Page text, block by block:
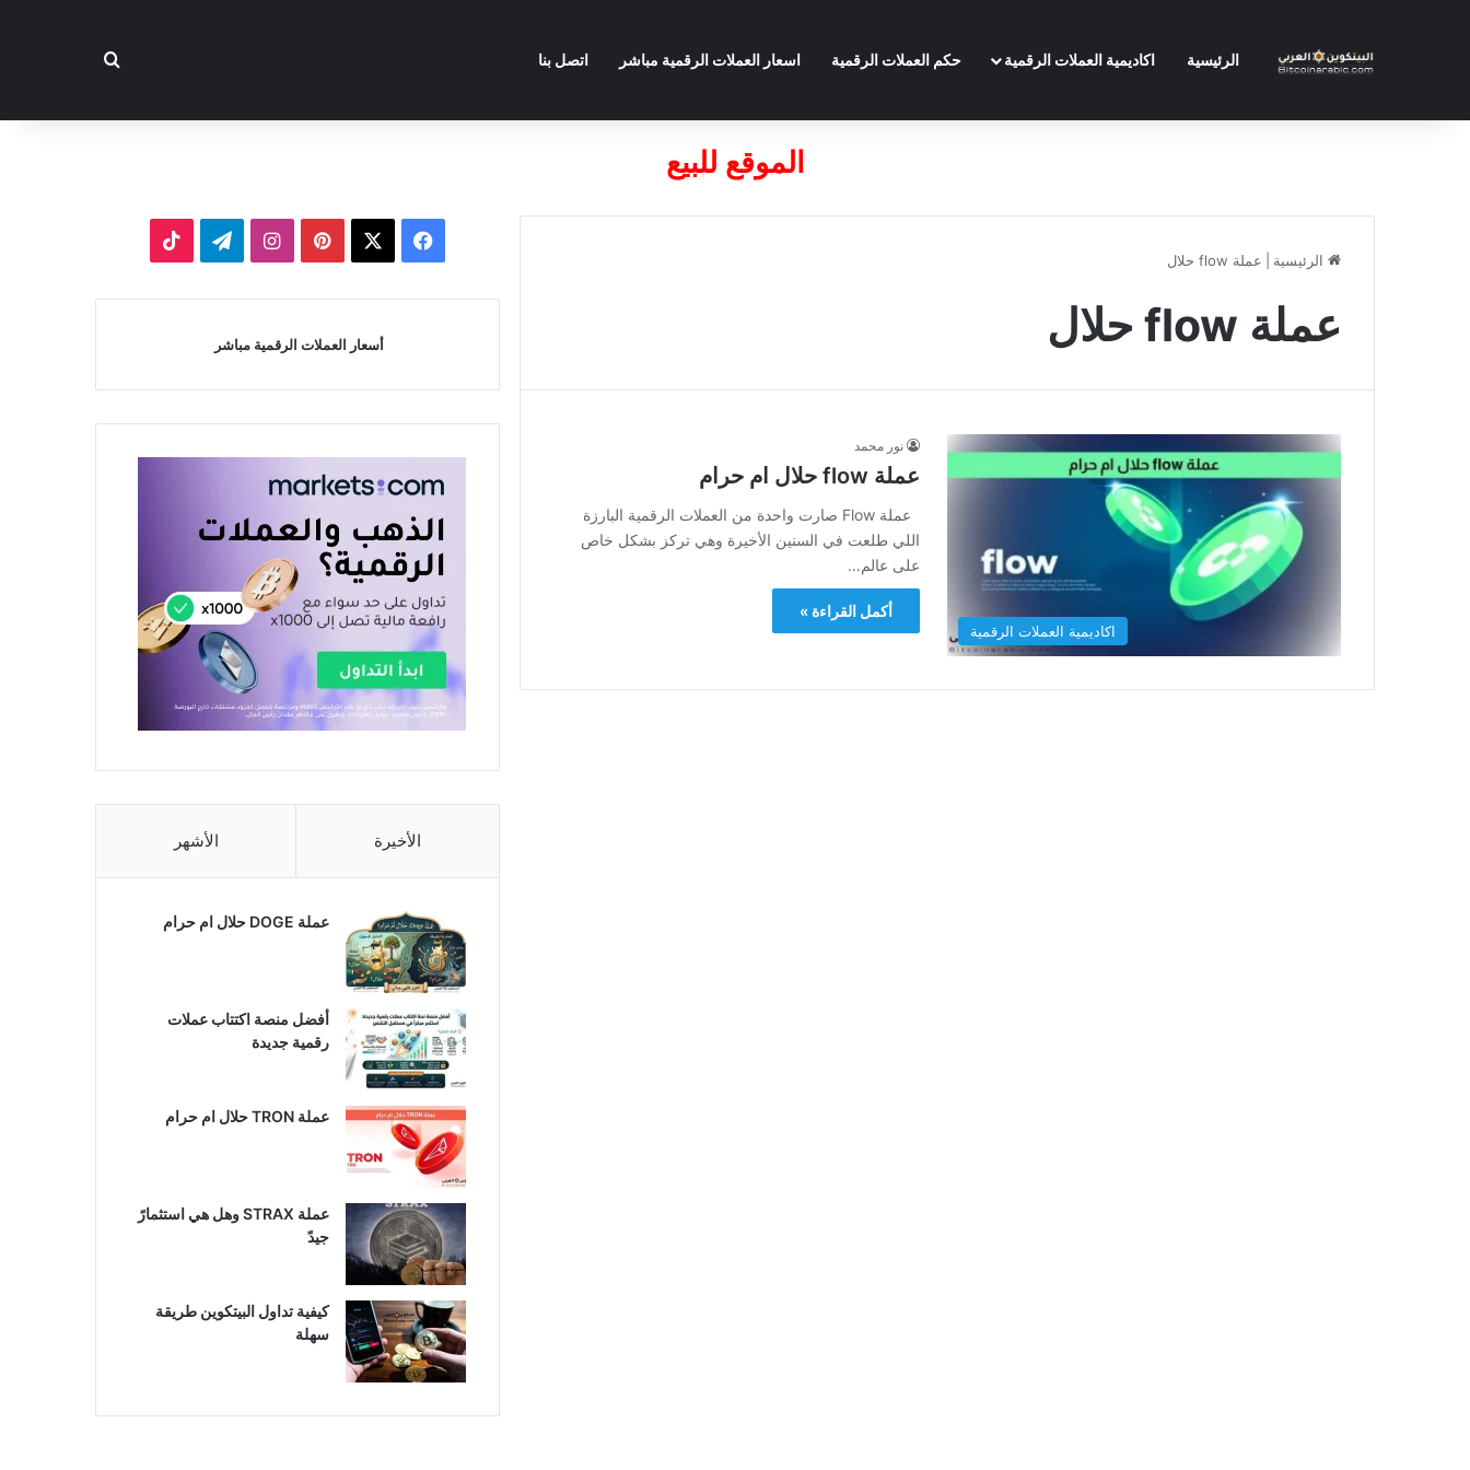
الرئيسية اكاديمية العملات الرقمية حكم العملات الرقمية اسعار العملات الرقمية مباشر اتصل بنا بحث عن
الموقع للبيع
الرئيسية عملة flow حلال
عملة flow حلال
اكاديمية العملات الرقمية
نور محمد
عملة flow حلال ام حرام
عملة Flow صارت واحدة من العملات الرقمية البارزة
اللي طلعت في السنين الأخيرة وهي تركز بشكل خاص
على عالم…
أكمل القراءة »
فيسبوك بينتيريستانستقرامتيلقرام
أسعار العملات الرقمية مباشر
الأخيرة الأشهر
عملة DOGE حلال ام حرام
أفضل منصة اكتتاب عملات
رقمية جديدة
عملة TRON حلال ام حرام​
عملة STRAX وهل هي استثمارً
جيدً
كيفية تداول البيتكوين طريقة
سهلة